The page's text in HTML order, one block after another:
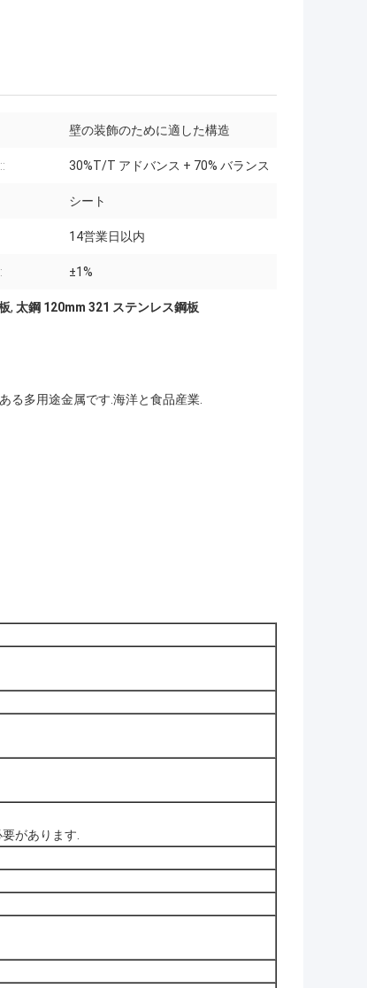
壁の装飾のために適した構造
30%T/T アドバンス + 70% バランス
シート
14営業日以内
±1%
, 太鋼 120mm 321 ステンレス鋼板
る多用途金属です.海洋と食品産業.
があります.